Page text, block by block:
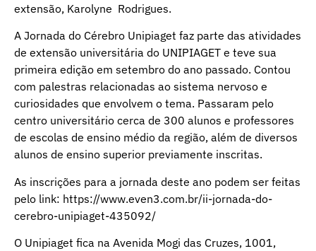
extensão, Karolyne Rodrigues.
A Jornada do Cérebro Unipiaget faz parte das atividades
de extensão universitária do UNIPIAGET e teve sua
primeira edição em setembro do ano passado. Contou
com palestras relacionadas ao sistema nervoso e
curiosidades que envolvem o tema. Passaram pelo
centro universitário cerca de 300 alunos e professores
de escolas de ensino médio da região, além de diversos
alunos de ensino superior previamente inscritas.
As inscrições para a jornada deste ano podem ser feitas
pelo link: https://www.even3.com.br/ii-jornada-do-
cerebro-unipiaget-435092/
O Unipiaget fica na Avenida Mogi das Cruzes, 1001,